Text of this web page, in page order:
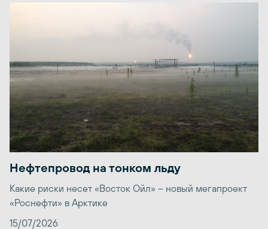
Нефтепровод на тонком льду
Какие риски несет «Восток Ойл» – новый мегапроект
«Роснефти» в Арктике
15/07/2026